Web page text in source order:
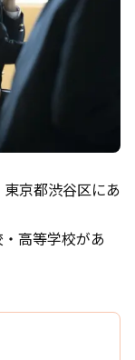
京都渋谷区にあ
高等学校があ